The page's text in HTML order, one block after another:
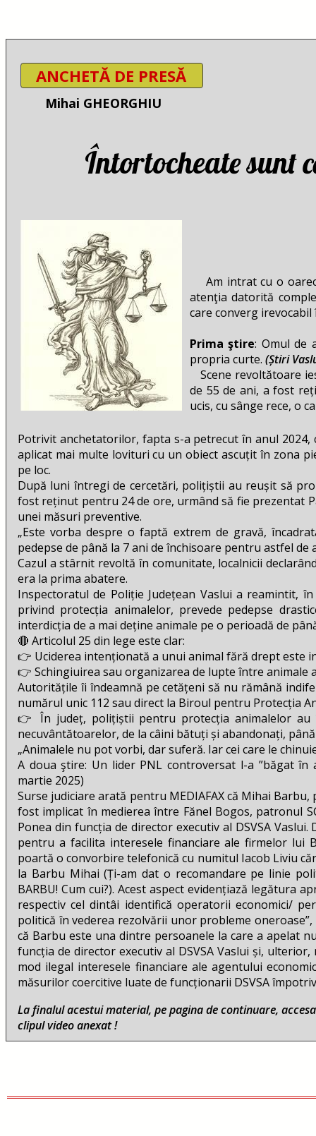
ANCHETĂ DE PRESĂ
Întortocheate sunt
Mihai GHEORGHIU
Am intrat cu o
atenţia datorită
care converg irevocabil
Prima ştire: Omul de
propria curte. (Știri
Scene revoltătoare
de 55 de ani, a fost
ucis, cu sânge rece, o
Potrivit anchetatorilor, fapta s-a petrecut în anul
aplicat mai multe lovituri cu un obiect ascuțit în zona
pe loc.
După luni întregi de cercetări, polițiștii au reușit să
fost reținut pentru 24 de ore, urmând să fie prezentat
unei măsuri preventive.
„Este vorba despre o faptă extrem de gravă,
pedepse de până la 7 ani de închisoare pentru astfel
Cazul a stârnit revoltă în comunitate, localnicii
era la prima abatere.
Inspectoratul de Poliție Județean Vaslui a reamintit,
privind protecția animalelor, prevede pedepse
interdicția de a mai deține animale pe o perioadă de
🔴 Articolul 25 din lege este clar:
👉 Uciderea intenționată a unui animal fără drept este
👉 Schingiuirea sau organizarea de lupte între animale
Autoritățile îi îndeamnă pe cetățeni să nu rămână
numărul unic 112 sau direct la Biroul pentru Protecția
👉 În județ, polițiștii pentru protecția animalelor au
necuvântătoarelor, de la câini bătuți și abandonați,
„Animalele nu pot vorbi, dar suferă. Iar cei care le
A doua ştire: Un lider PNL controversat l-a ”băgat în
martie 2025)
Surse judiciare arată pentru MEDIAFAX că Mihai
fost implicat în medierea între Fănel Bogos, patronul
Ponea din funcția de director executiv al DSVSA
pentru a facilita interesele financiare ale firmelor lui
poartă o convorbire telefonică cu numitul Iacob Liviu
la Barbu Mihai (Ți-am dat o recomandare pe linie
BARBU! Cum cui?). Acest aspect evidențiază legătura
respectiv cel dintâi identifică operatorii economici/
politică în vederea rezolvării unor probleme
că Barbu este una dintre persoanele la care a apelat
funcția de director executiv al DSVSA Vaslui și,
mod ilegal interesele financiare ale agentului
măsurilor coercitive luate de funcționarii DSVSA
La finalul acestui material, pe pagina de continuare,
clipul video anexat !